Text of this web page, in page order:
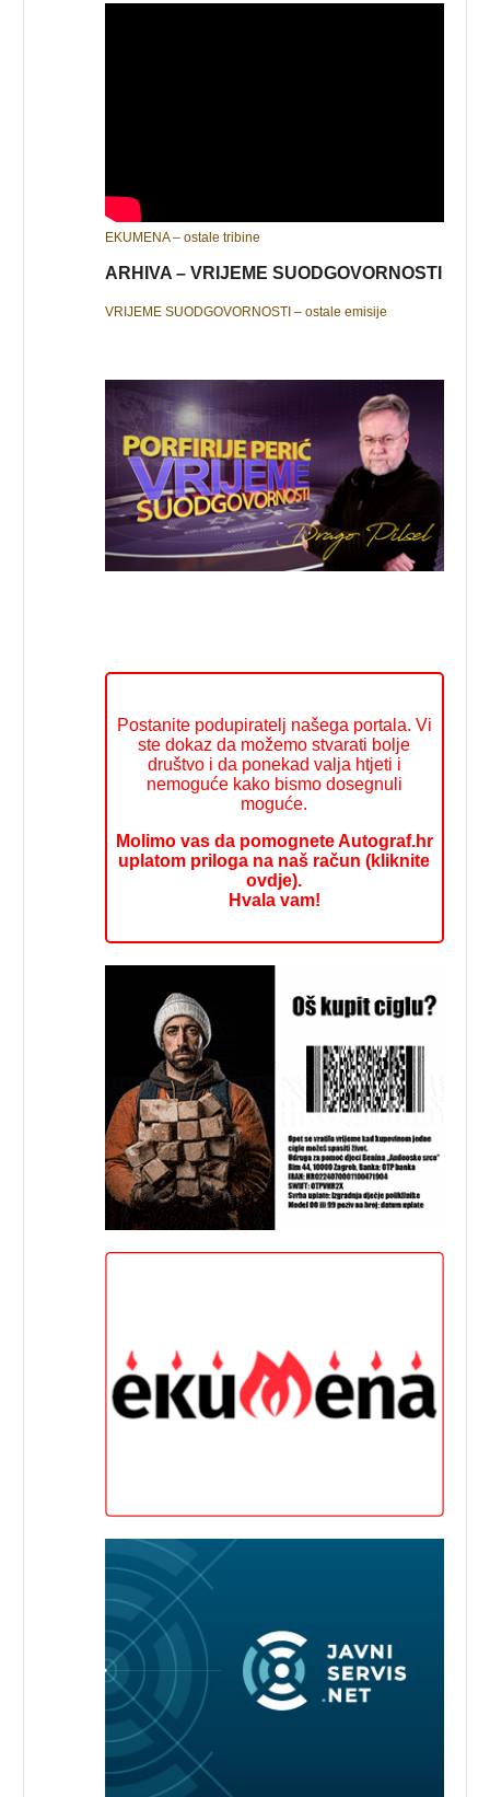
EKUMENA – ostale tribine
ARHIVA – VRIJEME SUODGOVORNOSTI
VRIJEME SUODGOVORNOSTI – ostale emisije
Postanite podupiratelj našega portala. Vi
ste dokaz da možemo stvarati bolje
društvo i da ponekad valja htjeti i
nemoguće kako bismo dosegnuli
moguće.
Molimo vas da pomognete Autograf.hr
uplatom priloga na naš račun (kliknite
ovdje).
Hvala vam!